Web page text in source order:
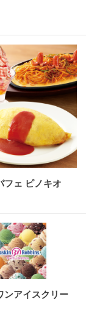
フェ ピノキオ
ンアイスクリー